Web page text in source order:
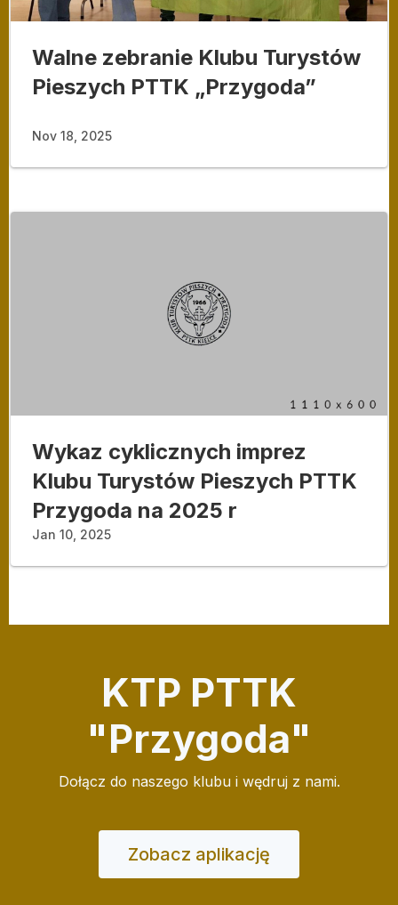
Walne zebranie Klubu Turystów
Pieszych PTTK „Przygoda”
Nov 18, 2025
Wykaz cyklicznych imprez
Klubu Turystów Pieszych PTTK
Przygoda na 2025 r
Jan 10, 2025
KTP PTTK
"Przygoda"
Dołącz do naszego klubu i wędruj z nami.
Zobacz aplikację